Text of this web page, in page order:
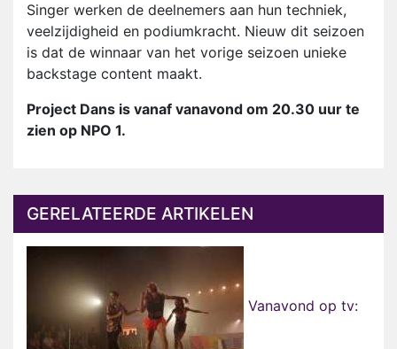
Singer werken de deelnemers aan hun techniek,
veelzijdigheid en podiumkracht. Nieuw dit seizoen
is dat de winnaar van het vorige seizoen unieke
backstage content maakt.
Project Dans is vanaf vanavond om 20.30 uur te
zien op NPO 1.
GERELATEERDE ARTIKELEN
Vanavond op tv: